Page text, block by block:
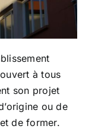
à tous
son projet
ou de
de former.